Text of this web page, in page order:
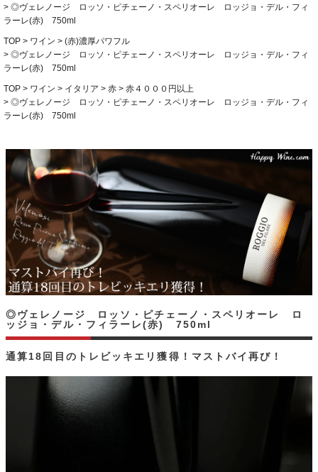
◎ヴェレノージ ロッソ・ピチェーノ・スペリオーレ ロッジョ・デル・フィ
ラーレ(赤) 750ml
TOP ワイン
(赤)濃厚パワフル
◎ヴェレノージ ロッソ・ピチェーノ・スペリオーレ ロッジョ・デル・フィ
ラーレ(赤) 750ml
TOP ワイン イタリア 赤
赤４０００円以上
◎ヴェレノージ ロッソ・ピチェーノ・スペリオーレ ロッジョ・デル・フィ
ラーレ(赤) 750ml
通算18回目のトレビッキエリ獲得！マストバイ再び！
◎ヴェレノージ ロッソ・ピチェーノ・スペリオーレ ロ
ッジョ・デル・フィラーレ(赤) 750ml